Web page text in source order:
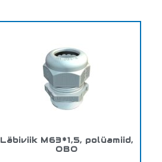
Läbiviik M63*1,5, polüamiid,
OBO